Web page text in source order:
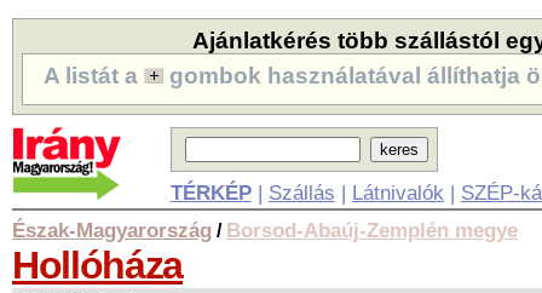
Ajánlatkérés több szállástól
A listát a
gombok használatával állíthatja
TÉRKÉP| Szállás | Látnivalók | SZÉP-
Észak-Magyarország / Borsod-Abaúj-Zemplén megye
Hollóháza